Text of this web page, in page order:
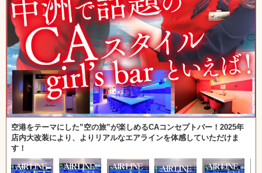
空港をテーマにした”空の旅”が楽しめるCAコンセプトバー！2025年
店内大改装により、よりリアルなエアラインを体感していただけま
す！